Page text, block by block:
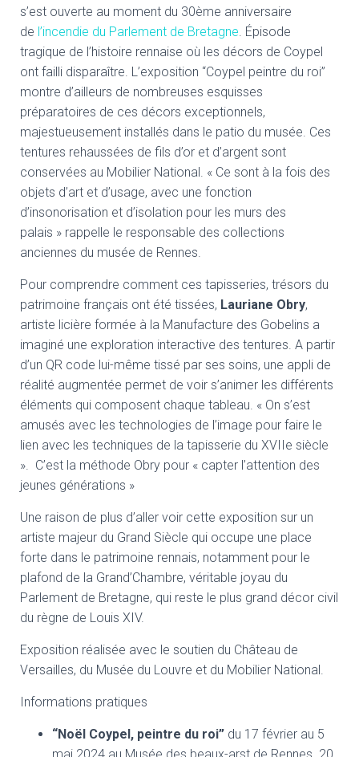
s’est ouverte au moment du 30ème anniversaire
de l’incendie du Parlement de Bretagne. Épisode
tragique de l’histoire rennaise où les décors de Coypel
ont failli disparaître. L’exposition “Coypel peintre du roi”
montre d’ailleurs de nombreuses esquisses
préparatoires de ces décors exceptionnels,
majestueusement installés dans le patio du musée. Ces
tentures rehaussées de fils d’or et d’argent sont
conservées au Mobilier National. « Ce sont à la fois des
objets d’art et d’usage, avec une fonction
d’insonorisation et d’isolation pour les murs des
palais » rappelle le responsable des collections
anciennes du musée de Rennes.
Pour comprendre comment ces tapisseries, trésors du
patrimoine français ont été tissées, Lauriane Obry,
artiste licière formée à la Manufacture des Gobelins a
imaginé une exploration interactive des tentures. A partir
d’un QR code lui-même tissé par ses soins, une appli de
réalité augmentée permet de voir s’animer les différents
éléments qui composent chaque tableau. « On s’est
amusés avec les technologies de l’image pour faire le
lien avec les techniques de la tapisserie du XVIIe siècle
». C’est la méthode Obry pour « capter l’attention des
jeunes générations »
Une raison de plus d’aller voir cette exposition sur un
artiste majeur du Grand Siècle qui occupe une place
forte dans le patrimoine rennais, notamment pour le
plafond de la Grand’Chambre, véritable joyau du
Parlement de Bretagne, qui reste le plus grand décor civil
du règne de Louis XIV.
Exposition réalisée avec le soutien du Château de
Versailles, du Musée du Louvre et du Mobilier National.
Informations pratiques
“Noël Coypel, peintre du roi” du 17 février au 5